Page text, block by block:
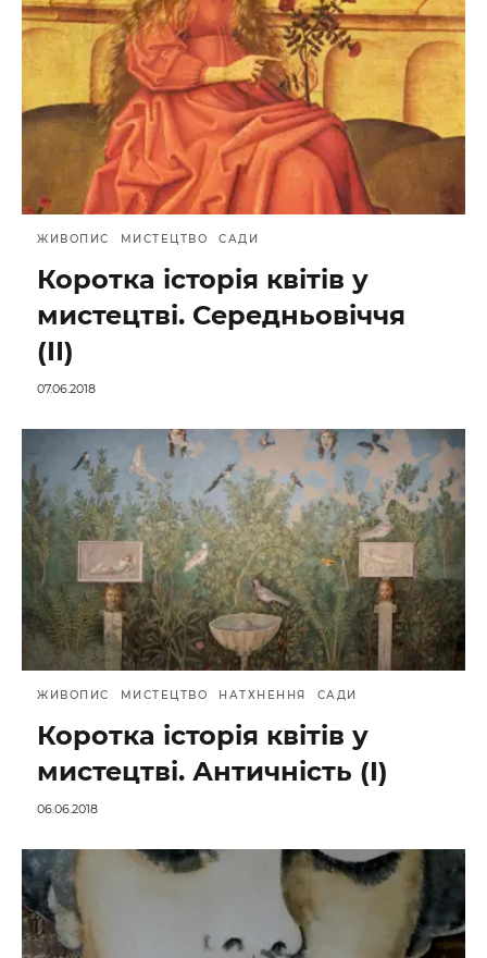
ЖИВОПИС МИСТЕЦТВО САДИ
Коротка історія квітів у
мистецтві. Середньовіччя
(ІІ)
07.06.2018
ЖИВОПИС МИСТЕЦТВО НАТХНЕННЯ САДИ
Коротка історія квітів у
мистецтві. Античність (I)
06.06.2018